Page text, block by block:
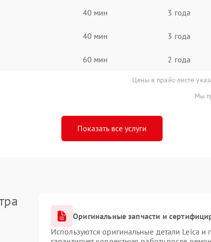
40 мин 3 года
40 мин 3 года
60 мин 2 года
Цены в прайс-листе
Мы
Показать все услуги
Оригинальные запчасти и
Используются оригинальные детали Leica